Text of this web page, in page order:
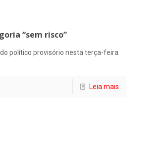
“sem risco”
político provisório nesta terça-feira
Leia mais